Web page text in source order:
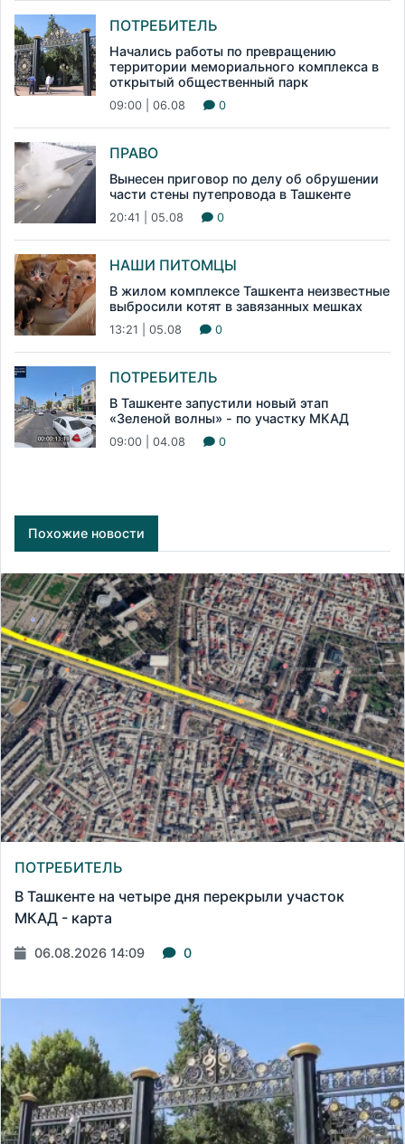
ПОТРЕБИТЕЛЬ
Начались работы по превращению
территории мемориального комплекса в
открытый общественный парк
09:00 | 06.08 0
ПРАВО
Вынесен приговор по делу об обрушении
части стены путепровода в Ташкенте
20:41 | 05.08 0
НАШИ ПИТОМЦЫ
В жилом комплексе Ташкента неизвестные
выбросили котят в завязанных мешках
13:21 | 05.08 0
ПОТРЕБИТЕЛЬ
В Ташкенте запустили новый этап
«Зеленой волны» - по участку МКАД
09:00 | 04.08 0
Похожие новости
ПОТРЕБИТЕЛЬ
В Ташкенте на четыре дня перекрыли участок
МКАД - карта
06.08.2026 14:09 0